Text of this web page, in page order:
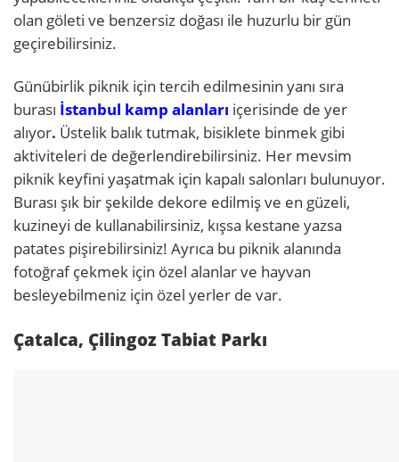
olan göleti ve benzersiz doğası ile huzurlu bir gün
geçirebilirsiniz.
Günübirlik piknik için tercih edilmesinin yanı sıra
burası İstanbul kamp alanları içerisinde de yer
alıyor. Üstelik balık tutmak, bisiklete binmek gibi
aktiviteleri de değerlendirebilirsiniz. Her mevsim
piknik keyfini yaşatmak için kapalı salonları bulunuyor.
Burası şık bir şekilde dekore edilmiş ve en güzeli,
kuzineyi de kullanabilirsiniz, kışsa kestane yazsa
patates pişirebilirsiniz! Ayrıca bu piknik alanında
fotoğraf çekmek için özel alanlar ve hayvan
besleyebilmeniz için özel yerler de var.
Çatalca, Çilingoz Tabiat Parkı